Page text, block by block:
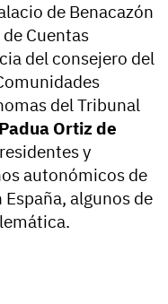
de Benacazón
Cuentas
del consejero del
del Tribunal
Ortiz de
y
autonómicos de
algunos de